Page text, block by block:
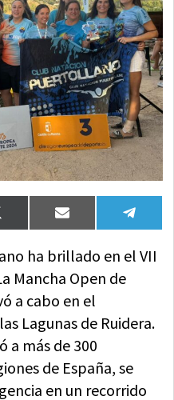
Compartir
en
X
(Twitter)
Compartir
en
Email
en
ha brillado en el VII
Mancha Open de
a cabo en el
Lagunas de Ruidera.
a más de 300
de España, se
en un recorrido